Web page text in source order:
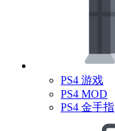
PS4 游戏
PS4 MOD
PS4 金手指